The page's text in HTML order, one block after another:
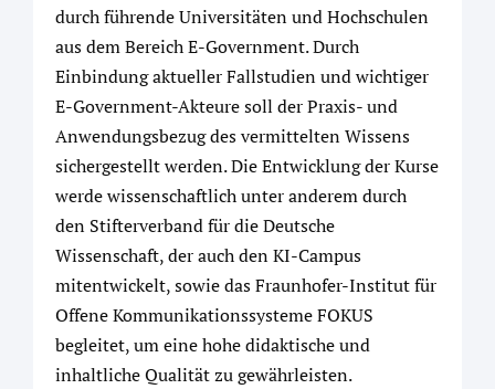
durch führende Universitäten und Hochschulen
aus dem Bereich E-Government. Durch
Einbindung aktueller Fallstudien und wichtiger
E-Government-Akteure soll der Praxis- und
Anwendungsbezug des vermittelten Wissens
sichergestellt werden. Die Entwicklung der Kurse
werde wissenschaftlich unter anderem durch
den Stifterverband für die Deutsche
Wissenschaft, der auch den KI-Campus
mitentwickelt, sowie das Fraunhofer-Institut für
Offene Kommunikationssysteme FOKUS
begleitet, um eine hohe didaktische und
inhaltliche Qualität zu gewährleisten.